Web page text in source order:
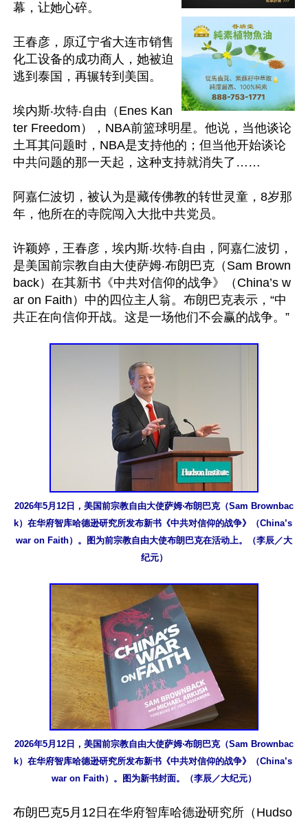
幕，让她心碎。
王春彦，原辽宁省大连市销售
化工设备的成功商人，她被迫
逃到泰国，再辗转到美国。
埃内斯‧坎特‧自由（Enes Kan
ter Freedom），NBA前篮球明星。他说，当他谈论
土耳其问题时，NBA是支持他的；但当他开始谈论
中共问题的那一天起，这种支持就消失了……
阿嘉仁波切，被认为是藏传佛教的转世灵童，8岁那
年，他所在的寺院闯入大批中共党员。
许颖婷，王春彦，埃内斯‧坎特‧自由，阿嘉仁波切，
是美国前宗教自由大使萨姆‧布朗巴克（Sam Brown
back）在其新书《中共对信仰的战争》（China’s w
ar on Faith）中的四位主人翁。布朗巴克表示，“中
共正在向信仰开战。这是一场他们不会赢的战争。”
2026年5月12日，美国前宗教自由大使萨姆‧布朗巴克（Sam Brownbac
k）在华府智库哈德逊研究所发布新书《中共对信仰的战争》（China’s
war on Faith）。图为前宗教自由大使布朗巴克在活动上。（李辰／大
纪元）
2026年5月12日，美国前宗教自由大使萨姆‧布朗巴克（Sam Brownbac
k）在华府智库哈德逊研究所发布新书《中共对信仰的战争》（China’s
war on Faith）。图为新书封面。（李辰／大纪元）
布朗巴克5月12日在华府智库哈德逊研究所（Hudso